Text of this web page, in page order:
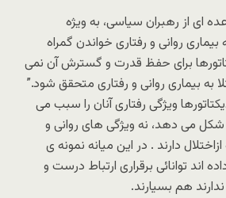
ای از رهبران سیاسی، به ویژه
بیماری روانی و رفتاری خواندن گمراه
برای حفظ قدرت و گسترش آن نمی
به بیماری روانی و رفتاری متحقق شود.”
ویژگی رفتاری آنان را سبب می
می دهد، نه ویژگی های روانی و
دارند . در این میانه نمونه ی
اند توانائی برقراری ارتباط درست و
هم بسیارند.